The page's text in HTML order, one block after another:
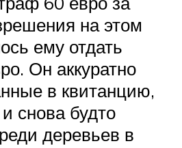
на этом
ему отдать
Он аккуратно
в квитанцию,
снова будто
деревьев в